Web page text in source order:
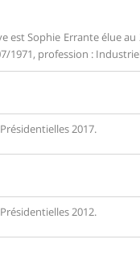
est Sophie Errante élue
1971, profession :
2017.
2012.